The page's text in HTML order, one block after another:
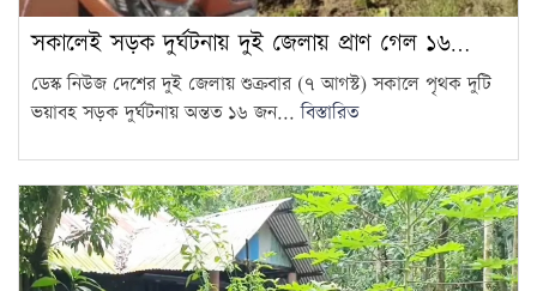
সকালেই সড়ক দুর্ঘটনায় দুই জেলায় প্রাণ গেল ১৬…
ডেস্ক নিউজ দেশের দুই জেলায় শুক্রবার (৭ আগস্ট) সকালে পৃথক দুটি
ভয়াবহ সড়ক দুর্ঘটনায় অন্তত ১৬ জন...বিস্তারিত